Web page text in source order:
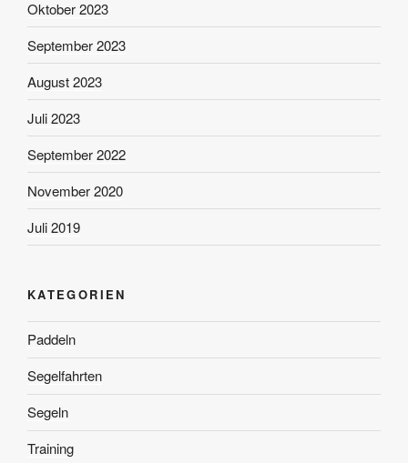
Oktober 2023
September 2023
August 2023
Juli 2023
September 2022
November 2020
Juli 2019
KATEGORIEN
Paddeln
Segelfahrten
Segeln
Training